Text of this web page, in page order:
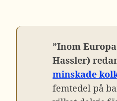
”Inom
Hassler)
minskade
femtedel på